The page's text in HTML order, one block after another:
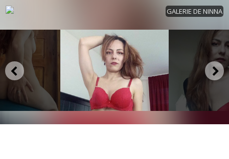
GALERIE DE NINNA